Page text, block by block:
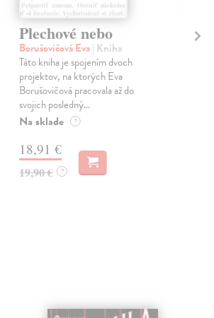
Plechové nebo
Borušovičová Eva| Kniha
Táto kniha je spojením dvoch
projektov, na ktorých Eva
Borušovičová pracovala až do
svojich posledný...
Na sklade ?
18,91 €
19,90 € ?